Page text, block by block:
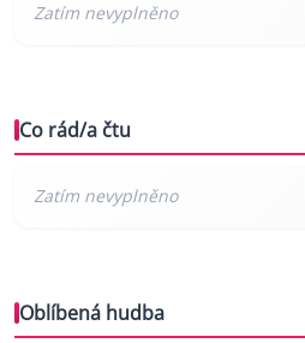
Co rád/a čtu
Oblíbená hudba